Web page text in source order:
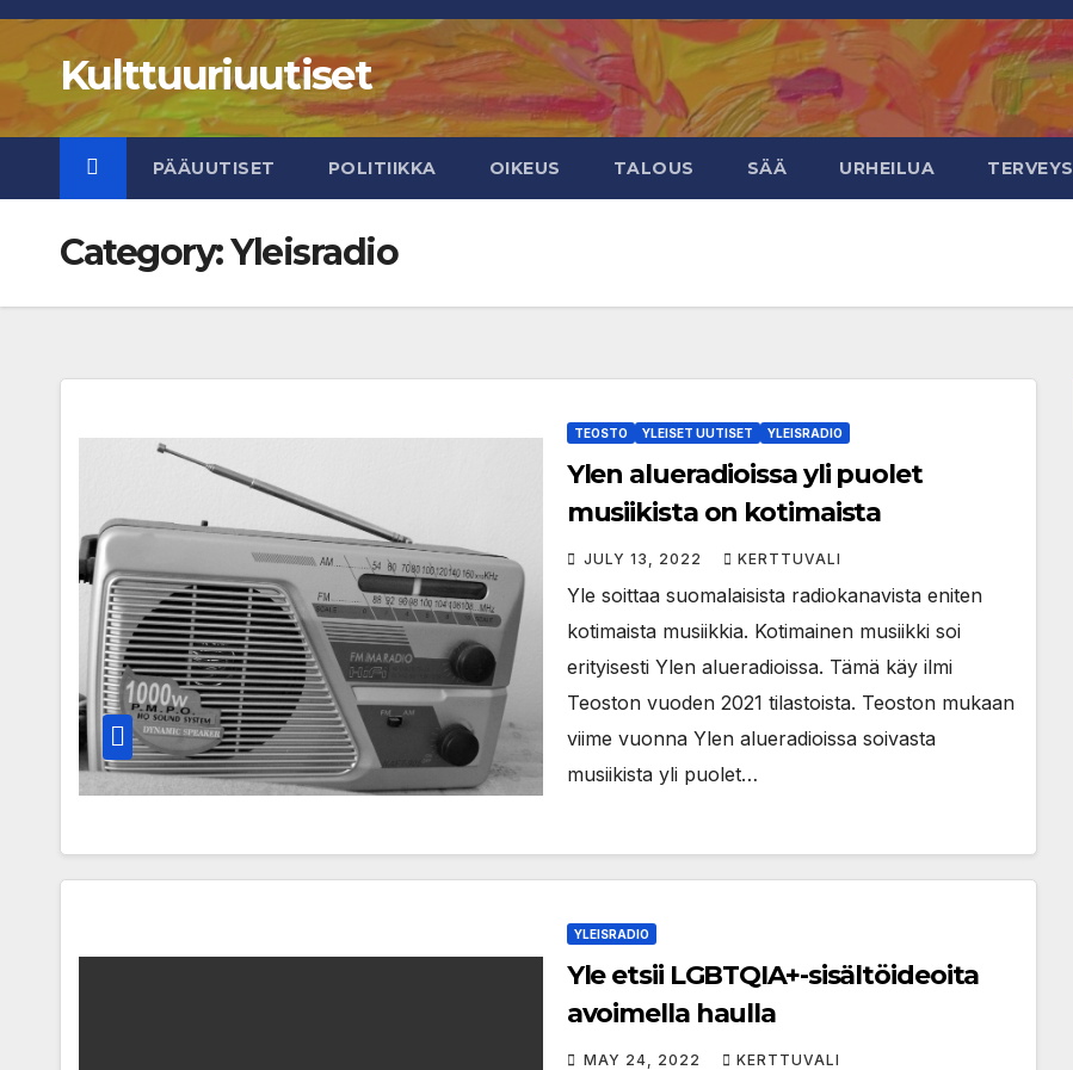
Skip
contentKulttuuriuutiset
PÄÄUUTISET POLITIIKKA OIKEUS TALOUS SÄÄ URHEILUA TERVEYS
Category:Yleisradio
TEOSTO YLEISET UUTISET YLEISRADIO
Ylen alueradioissa yli puolet
musiikista on kotimaista
JULY 13, 2022 KERTTUVALI
Yle soittaa suomalaisista radiokanavista eniten
kotimaista musiikkia. Kotimainen musiikki soi
erityisesti Ylen alueradioissa. Tämä käy ilmi
Teoston vuoden 2021 tilastoista. Teoston mukaan
viime vuonna Ylen alueradioissa soivasta
musiikista yli puolet…
YLEISRADIO
Yle etsii LGBTQIA+-sisältöideoita
avoimella haulla
MAY 24, 2022 KERTTUVALI